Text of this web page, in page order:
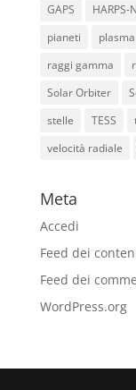
GAPS
HARPS-N
pianeti
plasma
raggi gamma
Solar Orbiter
stelle
TESS
velocità radiale
Meta
Accedi
Feed dei
Feed dei
WordPress.org